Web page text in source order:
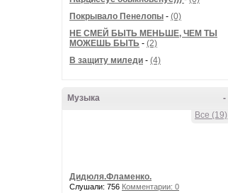
Покрывало Пенелопы - (0)
НЕ СМЕЙ БЫТЬ МЕНЬШЕ, ЧЕМ ТЫ
МОЖЕШЬ БЫТЬ - (2)
В защиту миледи - (4)
-
Музыка
Все (19)
Дидюля.Фламенко.
Слушали: 756 Комментарии: 0